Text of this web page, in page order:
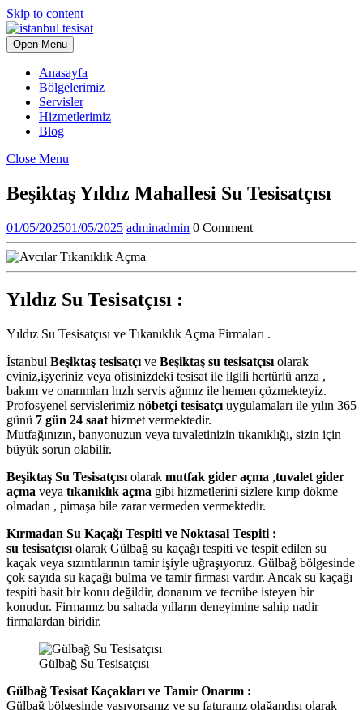
Skip to content
Open Menu
Anasayfa
Bölgelerimiz
Servisler
Hizmetlerimiz
Blog
Close Menu
Beşiktaş Yıldız Mahallesi Su Tesisatçısı
01/05/202501/05/2025 adminadmin 0 Comment
Yıldız Su Tesisatçısı :
Yıldız Su Tesisatçısı ve Tıkanıklık Açma Firmaları .
İstanbul Beşiktaş tesisatçı ve Beşiktaş su tesisatçısı olarak
eviniz,işyeriniz veya ofisinizdeki tesisat ile ilgili hertürlü arıza ,
bakım ve onarımları hızlı servis ağımız ile hemen çözmekteyiz.
Profosyenel servislerimiz nöbetçi tesisatçı uygulamaları ile yılın 365
günü 7 gün 24 saat hizmet vermektedir.
Mutfağınızın, banyonuzun veya tuvaletinizin tıkanıklığı, sizin için
büyük sorun olabilir.
Beşiktaş Su Tesisatçısı olarak mutfak gider açma ,tuvalet gider
açma veya tıkanıklık açma gibi hizmetlerini sizlere kırıp dökme
olmadan , pimaşa bile zarar vermeden vermektedir.
Kırmadan Su Kaçağı Tespiti ve Noktasal Tespiti :
su tesisatçısı olarak Gülbağ su kaçağı tespiti ve tespit edilen su
kaçak veya sızıntılarının tamir işiyle uğraşıyoruz. Gülbağ bölgesinde
çok sayıda su kaçağı bulma ve tamir firması vardır. Ancak su kaçağı
tespiti basit bir konu değildir, donanım ve tecrübe isteyen bir
konudur. Firmamız bu sahada yılların deneyimine sahip nadir
firmalardan biridir.
Gülbağ Su Tesisatçısı
Gülbağ Tesisat Kaçakları ve Tamir Onarım :
Gülbağ bölgesinde yaşıyorsanız ve su faturanız olağandışı olarak